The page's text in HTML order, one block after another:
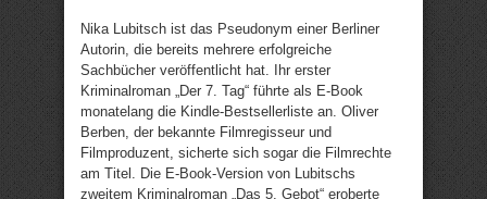
Nika Lubitsch ist das Pseudonym einer Berliner
Autorin, die bereits mehrere erfolgreiche
Sachbücher veröffentlicht hat. Ihr erster
Kriminalroman „Der 7. Tag“ führte als E-Book
monatelang die Kindle-Bestsellerliste an. Oliver
Berben, der bekannte Filmregisseur und
Filmproduzent, sicherte sich sogar die Filmrechte
am Titel. Die E-Book-Version von Lubitschs
zweitem Kriminalroman „Das 5. Gebot“ eroberte